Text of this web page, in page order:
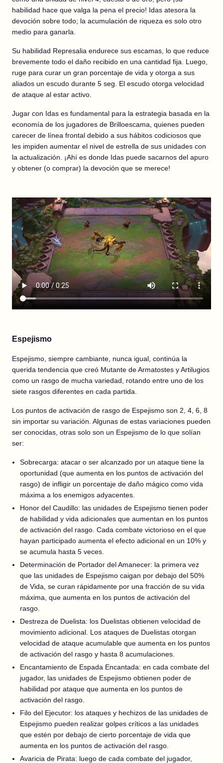
habilidad hace que valga la pena el precio! Idas atesora la
devoción sobre todo; la acumulación de riqueza es solo otro
medio para ganarla.
Su habilidad Represalia endurece sus escamas, lo que reduce
brevemente todo el daño recibido en una cantidad fija. Luego,
ruge para curar un gran porcentaje de vida y otorga a sus
aliados un escudo durante 5 seg. El escudo otorga velocidad
de ataque al estar activo.
Jugar con Idas es fundamental para la estrategia basada en la
economía de los jugadores de Brilloescama, quienes pueden
carecer de línea frontal debido a sus hábitos codiciosos que
les impiden aumentar el nivel de estrella de sus unidades con
la actualización. ¡Ahí es donde Idas puede sacarnos del apuro
y obtener (o comprar) la devoción que se merece!
Espejismo
Espejismo, siempre cambiante, nunca igual, continúa la
querida tendencia que creó Mutante de Armatostes y Artilugios
como un rasgo de mucha variedad, rotando entre uno de los
siete rasgos diferentes en cada partida.
Los puntos de activación de rasgo de Espejismo son 2, 4, 6, 8
sin importar su variación. Algunas de estas variaciones pueden
ser conocidas, otras solo son un Espejismo de lo que solían
ser:
Sobrecarga: atacar o ser alcanzado por un ataque tiene la
oportunidad (que aumenta en los puntos de activación del
rasgo) de infligir un porcentaje de daño mágico como vida
máxima a los enemigos adyacentes.
Honor del Caudillo: las unidades de Espejismo tienen poder
de habilidad y vida adicionales que aumentan en los puntos
de activación del rasgo. Cada combate victorioso en el que
hayan participado aumenta el efecto adicional en un 10% y
se acumula hasta 5 veces.
Determinación de Portador del Amanecer: la primera vez
que las unidades de Espejismo caigan por debajo del 50%
de Vida, se curan rápidamente por una fracción de su vida
máxima, que aumenta en los puntos de activación del
rasgo.
Destreza de Duelista: los Duelistas obtienen velocidad de
movimiento adicional. Los ataques de Duelistas otorgan
velocidad de ataque acumulable que aumenta en los puntos
de activación del rasgo y hasta 8 acumulaciones.
Encantamiento de Espada Encantada: en cada combate del
jugador, las unidades de Espejismo obtienen poder de
habilidad por ataque que aumenta en los puntos de
activación del rasgo.
Filo del Ejecutor: los ataques y hechizos de las unidades de
Espejismo pueden realizar golpes críticos a las unidades
que estén por debajo de cierto porcentaje de vida que
aumenta en los puntos de activación del rasgo.
Avaricia de Pirata: luego de cada combate del jugador,